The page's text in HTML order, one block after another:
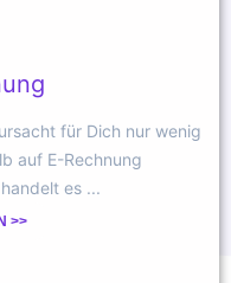
für Dich nur wenig
auf E-Rechnung
es ...
>>